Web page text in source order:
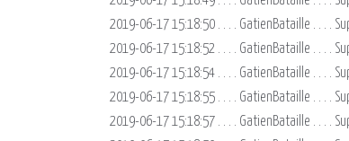
2019-06-17 15:18:50 . . . . GatienBataille . . . .
2019-06-17 15:18:52 . . . . GatienBataille . . . .
2019-06-17 15:18:54 . . . . GatienBataille . . . .
2019-06-17 15:18:55 . . . . GatienBataille . . . .
2019-06-17 15:18:57 . . . . GatienBataille . . . .